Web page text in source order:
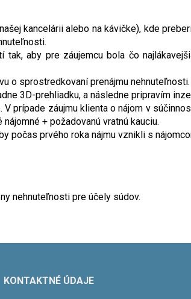
kancelárii alebo na kávičke), kde
tak, aby pre záujemcu bola čo
o sprostredkovaní prenájmu nehnuteľnosti.
3D-prehliadku, a následne pripravím
prípade záujmu klienta o nájom v
+ požadovanú vratnú kauciu.
počas prvého roka nájmu vznikli s
nehnuteľnosti pre účely súdov.
KONTAKTNÉ ÚDAJE